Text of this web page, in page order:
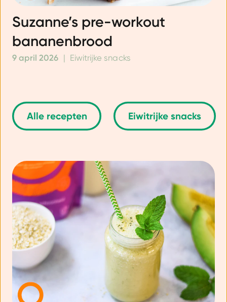
Suzanne’s pre-workout
bananenbrood
9 april 2026 | Eiwitrijke snacks
Alle recepten Eiwitrijke snacks